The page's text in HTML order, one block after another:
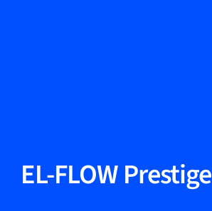
Produkte
EL-FLOW Prestige